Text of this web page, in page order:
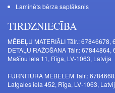
Laminēts bērza saplāksnis
TIRDZNIECĪBA
MĒBEĻU MATERIĀLI Tālr.: 67846678,
DETAĻU RAŽOŠANA Tālr.: 67844864,
Mašīnu iela 11, Rīga, LV-1063, Latvija
FURNITŪRA MĒBELĒM Tālr.:
Latgales iela 452, Rīga, LV-1063,